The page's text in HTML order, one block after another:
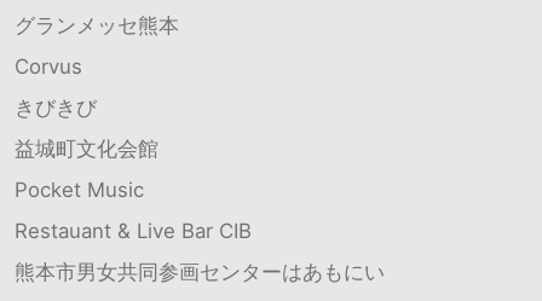
グランメッセ熊本
Corvus
きびきび
益城町文化会館
Pocket Music
Restauant & Live Bar CIB
熊本市男女共同参画センターはあもにい